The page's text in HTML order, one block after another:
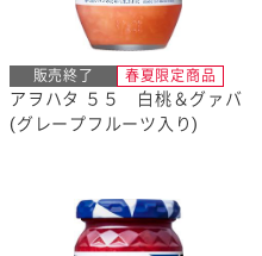
栄養・健康ケア商品
✕全て
販売終了 春夏限定商品
アヲハタ ５５ 白桃＆グァバ
(グレープフルーツ入り)